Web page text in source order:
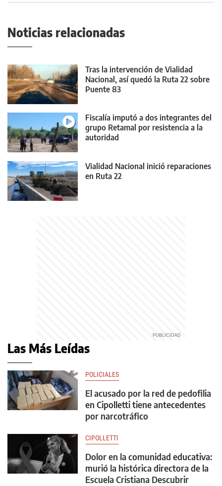
Noticias relacionadas
Tras la intervención de Vialidad
Nacional, así quedó la Ruta 22 sobre
Puente 83
Fiscalía imputó a dos integrantes del
grupo Retamal por resistencia a la
autoridad
Vialidad Nacional inició reparaciones
en Ruta 22
Las Más Leídas
POLICIALES
El acusado por la red de pedofilia
en Cipolletti tiene antecedentes
por narcotráfico
CIPOLLETTI
Dolor en la comunidad educativa:
murió la histórica directora de la
Escuela Cristiana Descubrir